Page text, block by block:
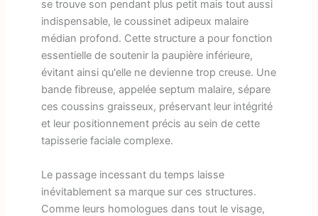
se trouve son pendant plus petit mais tout aussi
indispensable, le coussinet adipeux malaire
médian profond. Cette structure a pour fonction
essentielle de soutenir la paupière inférieure,
évitant ainsi qu'elle ne devienne trop creuse. Une
bande fibreuse, appelée septum malaire, sépare
ces coussins graisseux, préservant leur intégrité
et leur positionnement précis au sein de cette
tapisserie faciale complexe.
Le passage incessant du temps laisse
inévitablement sa marque sur ces structures.
Comme leurs homologues dans tout le visage,